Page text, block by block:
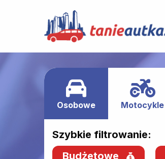
Osobowe Motocykle
Szybkie filtrowanie:
Budżetowe